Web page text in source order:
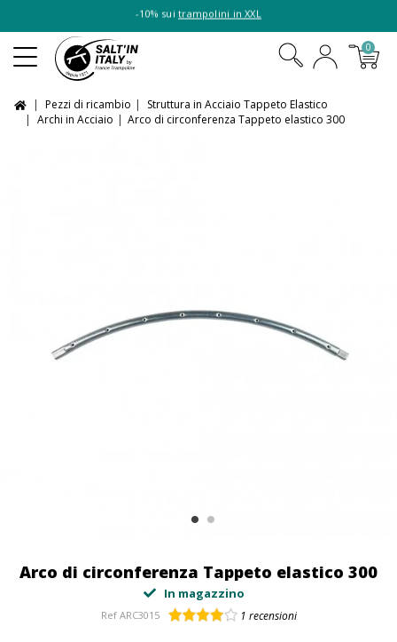
-10% suitrampolini in XXL
0
Pezzi di ricambio
Struttura in Acciaio Tappeto Elastico
Archi in Acciaio
Arco di circonferenza Tappeto elastico 300
Arco di circonferenza Tappeto elastico 300
In magazzino
Ref ARC3015 1 recensioni